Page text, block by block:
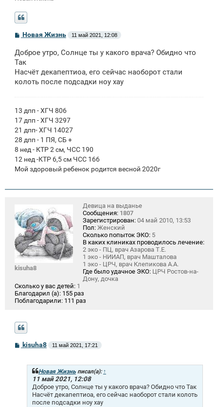
С
о
б
щ
н
и
Новая Жизнь 11 май 2021, 12:08
Доброе утро, Солнце ты у какого врача? Обидно что
Так
Насчёт декапептиоа, его сейчас наоборот стали
колоть после подсадки ноу хау
13 дпп - ХГЧ 806
17 дпп - ХГЧ 3297
21 дпп- ХГЧ 14027
28 дпп - 1 ПЯ, СБ +
8 нед - КТР 2 см, ЧСС 190
12 нед -КТР 6,5 см ЧСС 166
Мой здоровый ребенок родится весной 2020г
kisuha8
Девица на выданье
Сообщения: 1807
Зарегистрирован: 04 май 2010, 13:53
Пол: Женский
Сколько попыток ЭКО: 5
В каких клиниках проводилось лечение:
2 эко - ПЦ, врач Азарова Т.Е.
1 эко - НИИАП, врач Машталова
1 эко - ЦРЧ, врач Клепикова А.А.
Где было удачное ЭКО: ЦРЧ Ростов-на-
Дону, дочка
Сколько у вас детей: 1
Благодарил (а): 155 раз
Поблагодарили: 111 раз
С
о
kisuha8 11 май 2021, 17:21
Новая Жизнь писал(а): ↑
11 май 2021, 12:08
Доброе утро, Солнце ты у какого врача? Обидно что Так
Насчёт декапептиоа, его сейчас наоборот стали колоть
после подсадки ноу хау